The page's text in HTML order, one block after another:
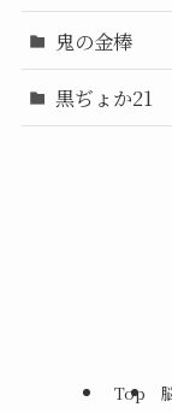
鬼の金棒
黒ぢょか21
Top